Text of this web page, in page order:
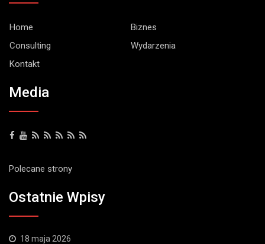
Home
Biznes
Consulting
Wydarzenia
Kontakt
Media
Polecane strony
Ostatnie Wpisy
18 maja 2026